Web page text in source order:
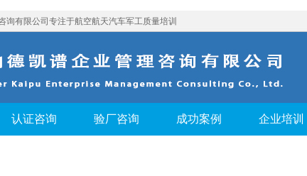
询有限公司专注于航空航天汽车军工质量培训
认证咨询 验厂咨询 成功案例 企业培训